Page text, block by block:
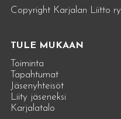
Copyright Karjalan Liitto ry
TULE MUKAAN
Toiminta
Tapahtumat
Jäsenyhteisöt
Liity jäseneksi
Karjalatalo